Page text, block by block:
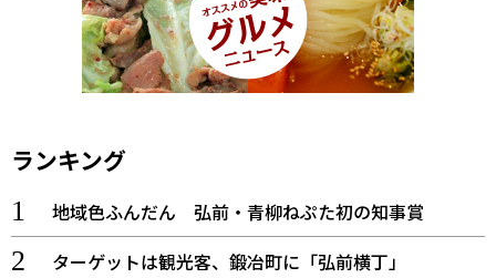
ランキング
地域色ふんだん 弘前・青柳ねぷた初の知事賞
ターゲットは観光客、鍛冶町に「弘前横丁」